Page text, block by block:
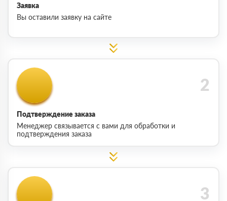
Заявка
Вы оставили заявку на сайте
Подтверждение заказа
Менеджер связывается с вами для обработки и
подтверждения заказа